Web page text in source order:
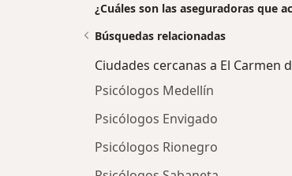
¿Cuáles son las aseguradoras que
Búsquedas relacionadas
Ciudades cercanas a El Carmen
Psicólogos Medellín
Psicólogos Envigado
Psicólogos Rionegro